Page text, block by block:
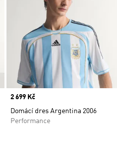
Price
2 699 Kč
Domácí dres Argentina 2006
Performance